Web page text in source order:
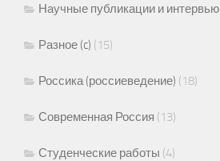
Научные публикации и интервью
Разное (c) (15)
Россика (россиеведение) (18)
Современная Россия (13)
Студенческие работы (4)